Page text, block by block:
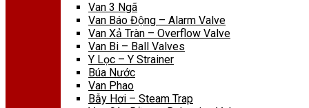
Van 3 Ngã
Van Báo Động – Alarm Valve
Van Xả Tràn – Overflow Valve
Van Bi – Ball Valves
Y Lọc – Y Strainer
Búa Nước
Van Phao
Bẫy Hơi – Steam Trap